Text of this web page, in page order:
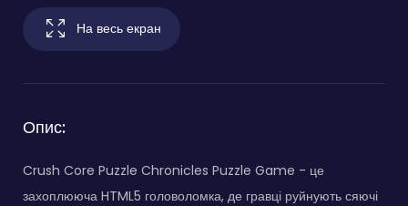
На весь екран
Опис:
Crush Core Puzzle Chronicles Puzzle Game - це
захоплююча HTML5 головоломка, де гравці руйнують сяючі